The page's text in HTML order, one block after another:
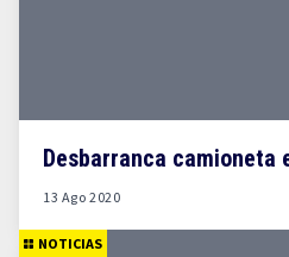
Desbarranca camioneta
13 Ago 2020
NOTICIAS